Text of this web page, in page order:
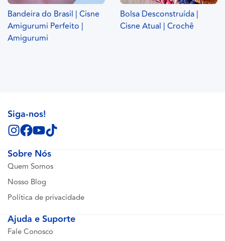
Bandeira do Brasil | Cisne
Amigurumi Perfeito |
Amigurumi
Bolsa Desconstruída |
Cisne Atual | Crochê
Sobre Nós
Quem Somos
Nosso Blog
Política de privacidade
Ajuda e Suporte
Fale Conosco
Siga-nos!